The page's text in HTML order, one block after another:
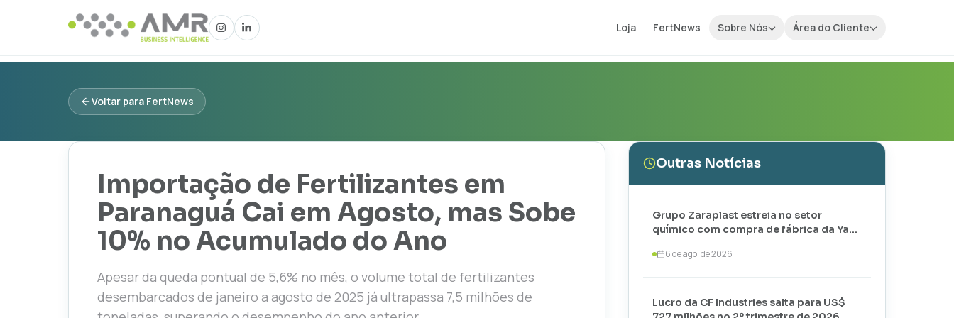
Loja FertNews Sobre Nós Área do Cliente
Voltar para FertNews
Importação de Fertilizantes em
Paranaguá Cai em Agosto, mas Sobe
10% no Acumulado do Ano
Apesar da queda pontual de 5,6% no mês, o volume total de fertilizantes
desembarcados de janeiro a agosto de 2025 já ultrapassa 7,5 milhões de
Outras Notícias
Grupo Zaraplast estreia no setor
químico com compra de fábrica da Yara
6 de ago. de 2026
Lucro da CF Industries salta para US$